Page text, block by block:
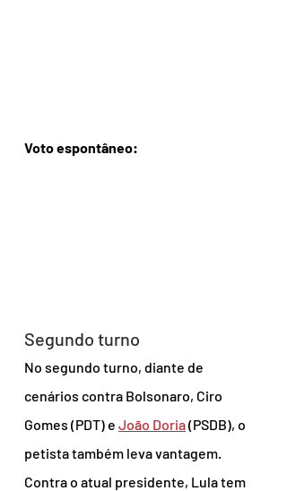
Voto espontâneo:
Segundo turno
No segundo turno, diante de
cenários contra Bolsonaro, Ciro
Gomes (PDT) e João Doria (PSDB), o
petista também leva vantagem.
Contra o atual presidente, Lula tem